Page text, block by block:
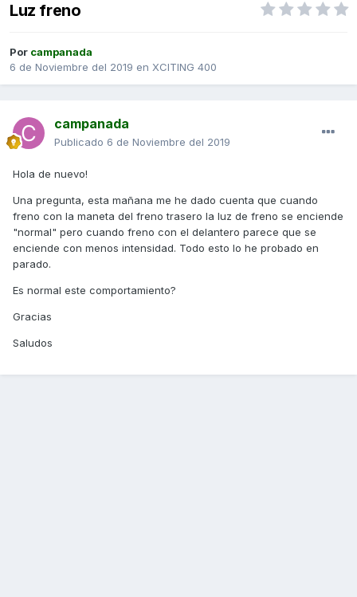
Luz freno
Por campanada
6 de Noviembre del 2019 en XCITING 400
campanada
Publicado 6 de Noviembre del 2019
Hola de nuevo!
Una pregunta, esta mañana me he dado cuenta que cuando
freno con la maneta del freno trasero la luz de freno se enciende
"normal" pero cuando freno con el delantero parece que se
enciende con menos intensidad. Todo esto lo he probado en
parado.
Es normal este comportamiento?
Gracias
Saludos